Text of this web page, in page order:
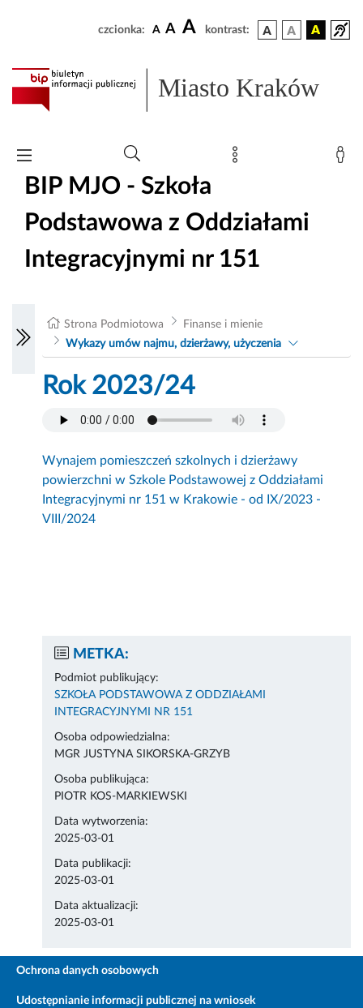
czcionka: A A A kontrast:
Miasto Kraków
BIP MJO - Szkoła
Podstawowa z Oddziałami
Integracyjnymi nr 151
Strona Podmiotowa
Finanse i mienie
Wykazy umów najmu, dzierżawy, użyczenia
Rok 2023/24
Wynajem pomieszczeń szkolnych i dzierżawy
powierzchni w Szkole Podstawowej z Oddziałami
Integracyjnymi nr 151 w Krakowie - od IX/2023 -
VIII/2024
METKA:
Podmiot publikujący:
SZKOŁA PODSTAWOWA Z ODDZIAŁAMI
INTEGRACYJNYMI NR 151
Osoba odpowiedzialna:
MGR JUSTYNA SIKORSKA-GRZYB
Osoba publikująca:
PIOTR KOS-MARKIEWSKI
Data wytworzenia:
2025-03-01
Data publikacji:
2025-03-01
Data aktualizacji:
2025-03-01
Ochrona danych osobowych
Udostępnianie informacji publicznej na wniosek